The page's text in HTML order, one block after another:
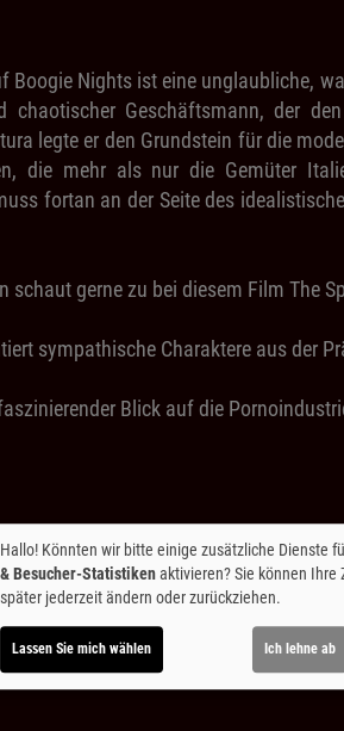
Boogie Nights ist eine unglaubliche,
chaotischer Geschäftsmann, der
legte er den Grundstein für die
die mehr als nur die Gemüter
fortan an der Seite des
schaut gerne zu bei diesem Film The
sympathische Charaktere aus der
Blick auf die
Hallo! Könnten wir bitte einige zusätzliche Dienste
& Besucher-Statistikenaktivieren? Sie können Ihre
später jederzeit ändern oder zurückziehen.
Lassen Sie mich wählen Ich lehne ab